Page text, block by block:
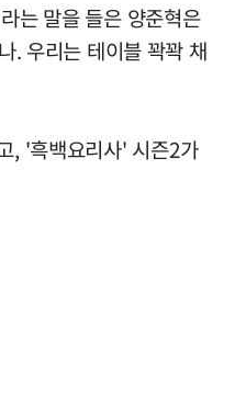
는 말을 들은 양준혁은
. 우리는 테이블 꽉꽉 채
, '흑백요리사' 시즌2가